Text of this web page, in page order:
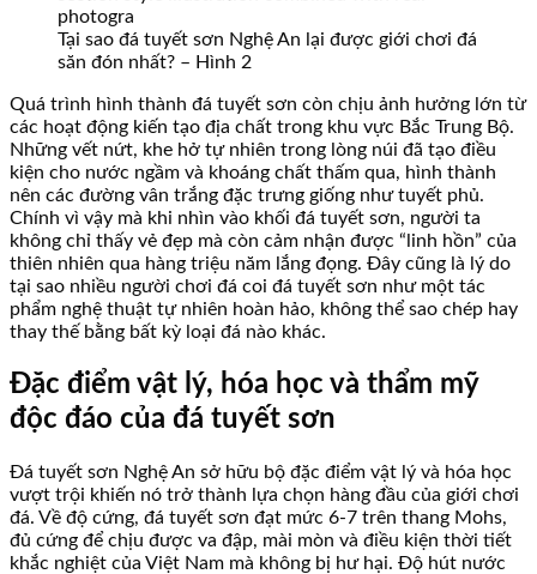
Tại sao đá tuyết sơn Nghệ An lại được giới chơi đá
săn đón nhất? – Hình 2
Quá trình hình thành đá tuyết sơn còn chịu ảnh hưởng lớn từ
các hoạt động kiến tạo địa chất trong khu vực Bắc Trung Bộ.
Những vết nứt, khe hở tự nhiên trong lòng núi đã tạo điều
kiện cho nước ngầm và khoáng chất thấm qua, hình thành
nên các đường vân trắng đặc trưng giống như tuyết phủ.
Chính vì vậy mà khi nhìn vào khối đá tuyết sơn, người ta
không chỉ thấy vẻ đẹp mà còn cảm nhận được “linh hồn” của
thiên nhiên qua hàng triệu năm lắng đọng. Đây cũng là lý do
tại sao nhiều người chơi đá coi đá tuyết sơn như một tác
phẩm nghệ thuật tự nhiên hoàn hảo, không thể sao chép hay
thay thế bằng bất kỳ loại đá nào khác.
Đặc điểm vật lý, hóa học và thẩm mỹ
độc đáo của đá tuyết sơn
Đá tuyết sơn Nghệ An sở hữu bộ đặc điểm vật lý và hóa học
vượt trội khiến nó trở thành lựa chọn hàng đầu của giới chơi
đá. Về độ cứng, đá tuyết sơn đạt mức 6-7 trên thang Mohs,
đủ cứng để chịu được va đập, mài mòn và điều kiện thời tiết
khắc nghiệt của Việt Nam mà không bị hư hại. Độ hút nước